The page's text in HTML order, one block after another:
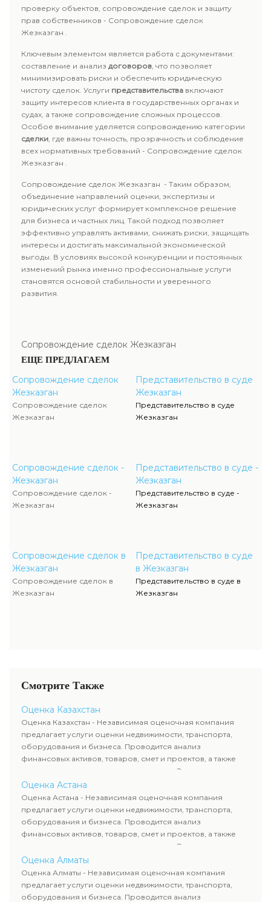
проверку объектов, сопровождение сделок и защиту
прав собственников - Сопровождение сделок
Жезказган .
Ключевым элементом является работа с документами:
составление и анализ договоров, что позволяет
минимизировать риски и обеспечить юридическую
чистоту сделок. Услуги представительства включают
защиту интересов клиента в государственных органах и
судах, а также сопровождение сложных процессов.
Особое внимание уделяется сопровождению категории
сделки, где важны точность, прозрачность и соблюдение
всех нормативных требований - Сопровождение сделок
Жезказган .
Сопровождение сделок Жезказган - Таким образом,
объединение направлений оценки, экспертизы и
юридических услуг формирует комплексное решение
для бизнеса и частных лиц. Такой подход позволяет
эффективно управлять активами, снижать риски, защищать
интересы и достигать максимальной экономической
выгоды. В условиях высокой конкуренции и постоянных
изменений рынка именно профессиональные услуги
становятся основой стабильности и уверенного
развития.
Сопровождение сделок Жезказган
ЕЩЕ ПРЕДЛАГАЕМ
Сопровождение сделок
Жезказган
Сопровождение сделок
Жезказган
Сопровождение сделок -
Жезказган
Сопровождение сделок -
Жезказган
Сопровождение сделок в
Жезказган
Сопровождение сделок в
Жезказган
Представительство в суде
Жезказган
Представительство в суде
Жезказган
Представительство в суде -
Жезказган
Представительство в суде -
Жезказган
Представительство в суде
в Жезказган
Представительство в суде в
Жезказган
Смотрите Также
Оценка Казахстан
Оценка Казахстан - Независимая оценочная компания
предлагает услуги оценки недвижимости, транспорта,
оборудования и бизнеса. Проводится анализ
финансовых активов, товаров, смет и проектов, а также
оценка животных и недропользования. Эксперты
определяют рыночную стоимость имущества и
рассчитывают ущерб. Все отчеты соответствуют
требованиям законодательства и используются для
сделок, кредитования и судебных процессов.
Оценка Астана
Оценка Астана - Независимая оценочная компания
предлагает услуги оценки недвижимости, транспорта,
оборудования и бизнеса. Проводится анализ
финансовых активов, товаров, смет и проектов, а также
оценка животных и недропользования. Эксперты
определяют рыночную стоимость имущества и
рассчитывают ущерб. Все отчеты соответствуют
требованиям законодательства и используются для
сделок, кредитования и судебных процессов.
Оценка Алматы
Оценка Алматы - Независимая оценочная компания
предлагает услуги оценки недвижимости, транспорта,
оборудования и бизнеса. Проводится анализ